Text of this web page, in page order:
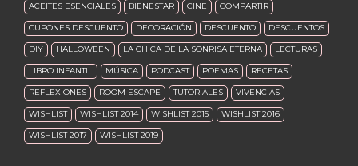
ACEITES ESENCIALES BIENESTAR CINE COMPARTIR
CUPONES DESCUENTO DECORACIÓN DESCUENTO DESCUENTOS
DIY HALLOWEEN LA CHICA DE LA SONRISA ETERNA LECTURAS
LIBRO INFANTIL MÚSICA PODCAST POEMAS RECETAS
REFLEXIONES ROOM ESCAPE TUTORIALES VIVENCIAS
WISHLIST WISHLIST 2014 WISHLIST 2015 WISHLIST 2016
WISHLIST 2017 WISHLIST 2019